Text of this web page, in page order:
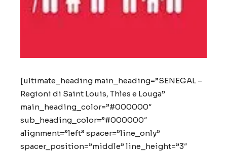
[ultimate_heading main_heading=”SENEGAL –
Regioni di Saint Louis, Thìes e Louga”
main_heading_color=”#000000″
sub_heading_color=”#000000″
alignment=”left” spacer=”line_only”
spacer_position=”middle” line_height=”3″